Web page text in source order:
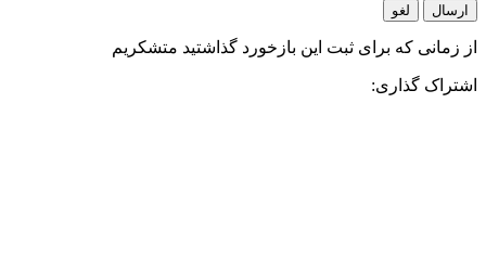
ارسال لغو
از زمانی که برای ثبت این بازخورد گذاشتید متشکریم
اشتراک گذاری: